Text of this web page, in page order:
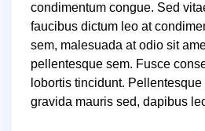
condimentum congue. Sed
faucibus dictum leo at
sem, malesuada at odio sit
pellentesque sem. Fusce
lobortis tincidunt.
gravida mauris sed, dapibus